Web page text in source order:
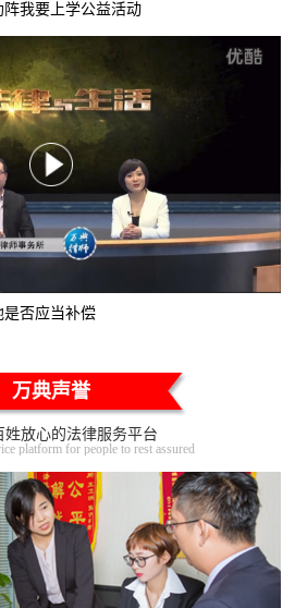
我要上学公益活动
是否应当补偿
万典声誉
姓放心的法律服务平台
platform for people to rest assured